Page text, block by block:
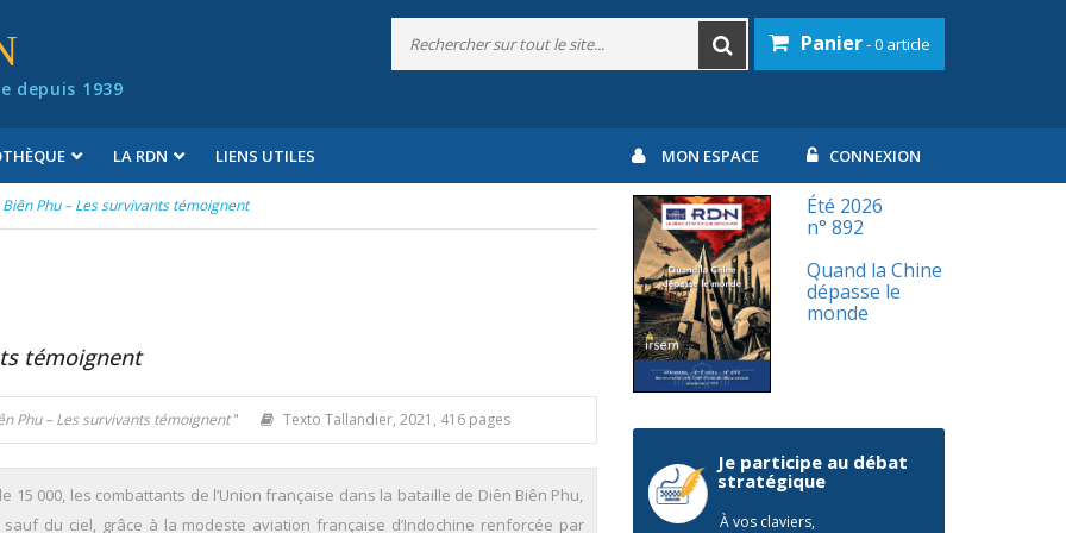
depuis 1939
Panier- 0 article
LA RDN LIENS UTILES MON ESPACE CONNEXION
Phu – Les survivants témoignent
témoignent
Phu – Les survivants témoignent" Texto Tallandier, 2021, 416 pages
15 000, les combattants de l’Union française dans la bataille de Diên Biên Phu,
du ciel, grâce à la modeste aviation française d’Indochine renforcée par
Été 2026
n° 892
Quand la Chine
dépasse le
monde
Je participe au débat
stratégique
À vos claviers,